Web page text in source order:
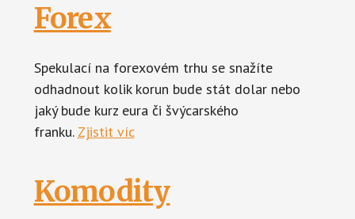
Forex
Spekulací na forexovém trhu se snažíte
odhadnout kolik korun bude stát dolar nebo
jaký bude kurz eura či švýcarského
franku. Zjistit víc
Komodity